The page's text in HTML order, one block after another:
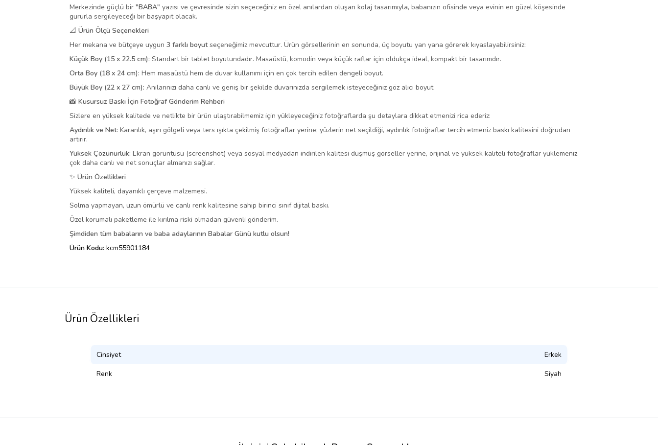
Merkezinde güçlü bir "BABA" yazısı ve çevresinde sizin seçeceğiniz en özel anılardan oluşan kolaj tasarımıyla, babanızın ofisinde veya evinin en güzel köşesinde
gururla sergileyeceği bir başyapıt olacak.
📐 Ürün Ölçü Seçenekleri
Her mekana ve bütçeye uygun 3 farklı boyutseçeneğimiz mevcuttur. Ürün görsellerinin en sonunda, üç boyutu yan yana görerek kıyaslayabilirsiniz:
Küçük Boy (15 x 22.5 cm): Standart bir tablet boyutundadır. Masaüstü, komodin veya küçük raflar için oldukça ideal, kompakt bir tasarımdır.
Orta Boy (18 x 24 cm): Hem masaüstü hem de duvar kullanımı için en çok tercih edilen dengeli boyut.
Büyük Boy (22 x 27 cm): Anılarınızı daha canlı ve geniş bir şekilde duvarınızda sergilemek isteyeceğiniz göz alıcı boyut.
📸 Kusursuz Baskı İçin Fotoğraf Gönderim Rehberi
Sizlere en yüksek kalitede ve netlikte bir ürün ulaştırabilmemiz için yükleyeceğiniz fotoğraflarda şu detaylara dikkat etmenizi rica ederiz:
Aydınlık ve Net: Karanlık, aşırı gölgeli veya ters ışıkta çekilmiş fotoğraflar yerine; yüzlerin net seçildiği, aydınlık fotoğraflar tercih etmeniz baskı kalitesini doğrudan
artırır.
Yüksek Çözünürlük: Ekran görüntüsü (screenshot) veya sosyal medyadan indirilen kalitesi düşmüş görseller yerine, orijinal ve yüksek kaliteli fotoğraflar yüklemeniz
çok daha canlı ve net sonuçlar almanızı sağlar.
✨ Ürün Özellikleri
Yüksek kaliteli, dayanıklı çerçeve malzemesi.
Solma yapmayan, uzun ömürlü ve canlı renk kalitesine sahip birinci sınıf dijital baskı.
Özel korumalı paketleme ile kırılma riski olmadan güvenli gönderim.
Şimdiden tüm babaların ve baba adaylarının Babalar Günü kutlu olsun!
Ürün Kodu: kcm55901184
Ürün Özellikleri
Cinsiyet Erkek
Renk Siyah